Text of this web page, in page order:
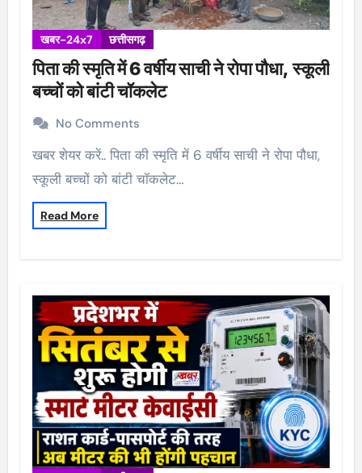
खबर-24x7 छत्तीसगढ़
पिता की स्मृति में 6 वर्षीय साची ने रोपा पौधा, स्कूली
बच्चों को बांटी चॉकलेट
No Comments
खबर शेयर करें.. पिता की स्मृति में 6 वर्षीय साची ने रोपा पौधा,
स्कूली बच्चों को बांटी चॉकलेट…
Read More